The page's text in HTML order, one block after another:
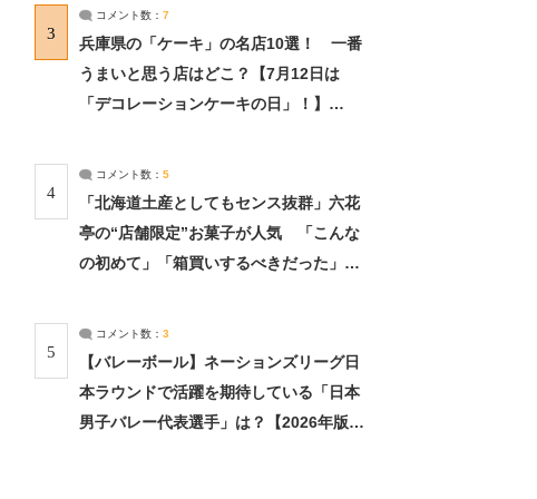
3
コメント数： 7
兵庫県の「ケーキ」の名店10選！ 一番
うまいと思う店はどこ？【7月12日は
「デコレーションケーキの日」！】
4
コメント数： 5
「北海道土産としてもセンス抜群」六花
亭の“店舗限定”お菓子が人気 「こんな
の初めて」「箱買いするべきだった」
5
コメント数： 3
【バレーボール】ネーションズリーグ日
本ラウンドで活躍を期待している「日本
男子バレー代表選手」は？【2026年版・